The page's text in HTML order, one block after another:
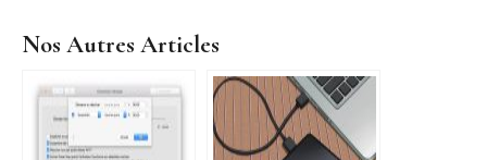
Nos Autres Articles